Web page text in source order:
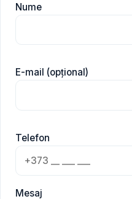
Nume
E-mail (opțional)
Telefon
Mesaj